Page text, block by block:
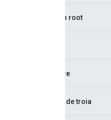
Acesso root
Spyware
Cavalo de troia